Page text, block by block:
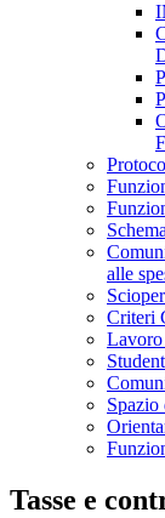
alle
Criteri
Spazio
Tasse e